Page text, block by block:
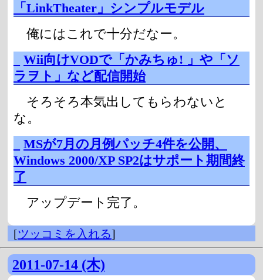
「LinkTheater」シンプルモデル
俺にはこれで十分だなー。
Wii向けVODで「かみちゅ! 」や「ソ
ラヲト」など配信開始
そろそろ本気出してもらわないと
な。
MSが7月の月例パッチ4件を公開、
Windows 2000/XP SP2はサポート期間終
了
アップデート完了。
[ツッコミを入れる]
2011-07-14 (木)